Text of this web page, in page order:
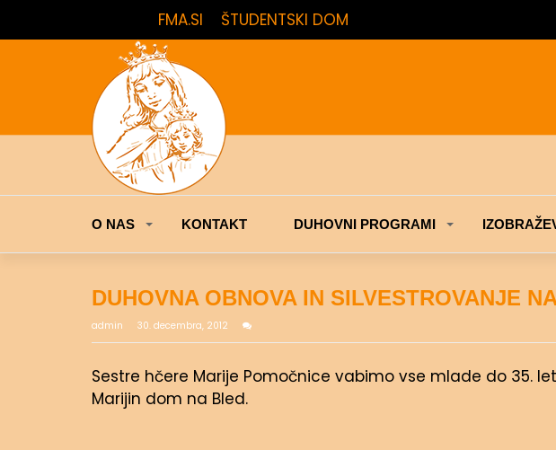
FMA.SI ŠTUDENTSKI DOM
O NAS KONTAKT DUHOVNI PROGRAMI
DUHOVNA OBNOVA IN SILVESTROVANJE
admin 30. decembra, 2012
Sestre hčere Marije Pomočnice vabimo vse mlade do 35.
Marijin dom na Bled.